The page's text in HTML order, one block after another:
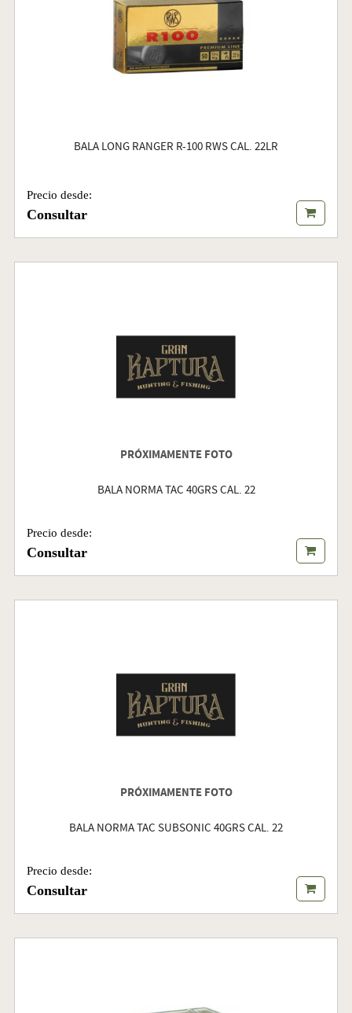
BALA LONG RANGER R-100 RWS CAL. 22LR
Precio desde:
Consultar
PRÓXIMAMENTE FOTO
BALA NORMA TAC 40GRS CAL. 22
Precio desde:
Consultar
PRÓXIMAMENTE FOTO
BALA NORMA TAC SUBSONIC 40GRS CAL. 22
Precio desde:
Consultar